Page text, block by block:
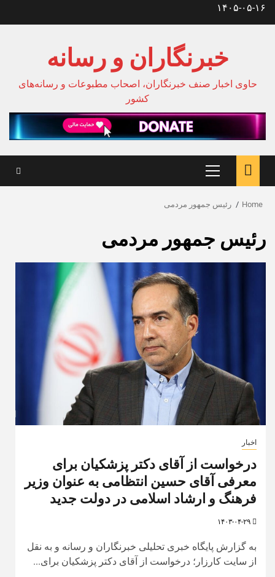
Skip۱۴۰۵-۰۵-۱۶
خبرنگاران و رسانه
حاوی اخبار صنف خبرنگاران، اصحاب مطبوعات و رسانه‌های
کشور
Primary
Menu
Home رئیس جمهور مردمی
رئیس جمهور مردمی
اخبار
درخواست از آقای دکتر پزشکیان برای
معرفی آقای حسین انتظامی به عنوان وزیر
فرهنگ و ارشاد اسلامی در دولت جدید
به گزارش پایگاه خبری تحلیلی خبرنگاران و رسانه و به نقل
از سایت کارزار؛ درخواست از آقای دکتر پزشکیان برای...